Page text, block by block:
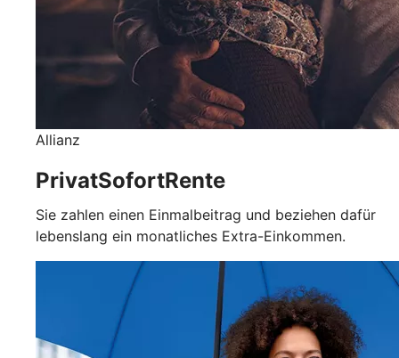
Allianz
PrivatSofortRente
Sie zahlen einen Einmalbeitrag und beziehen dafür
lebenslang ein monatliches Extra-Einkommen.